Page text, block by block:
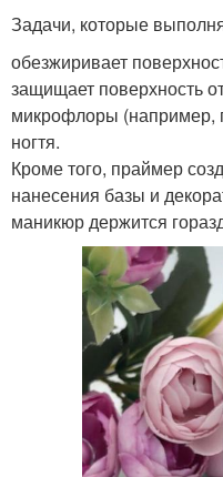
Задачи, которые
обезжиривает
защищает поверхность
микрофлоры (например,
ногтя.
Кроме того, праймер
нанесения базы и
маникюр держится